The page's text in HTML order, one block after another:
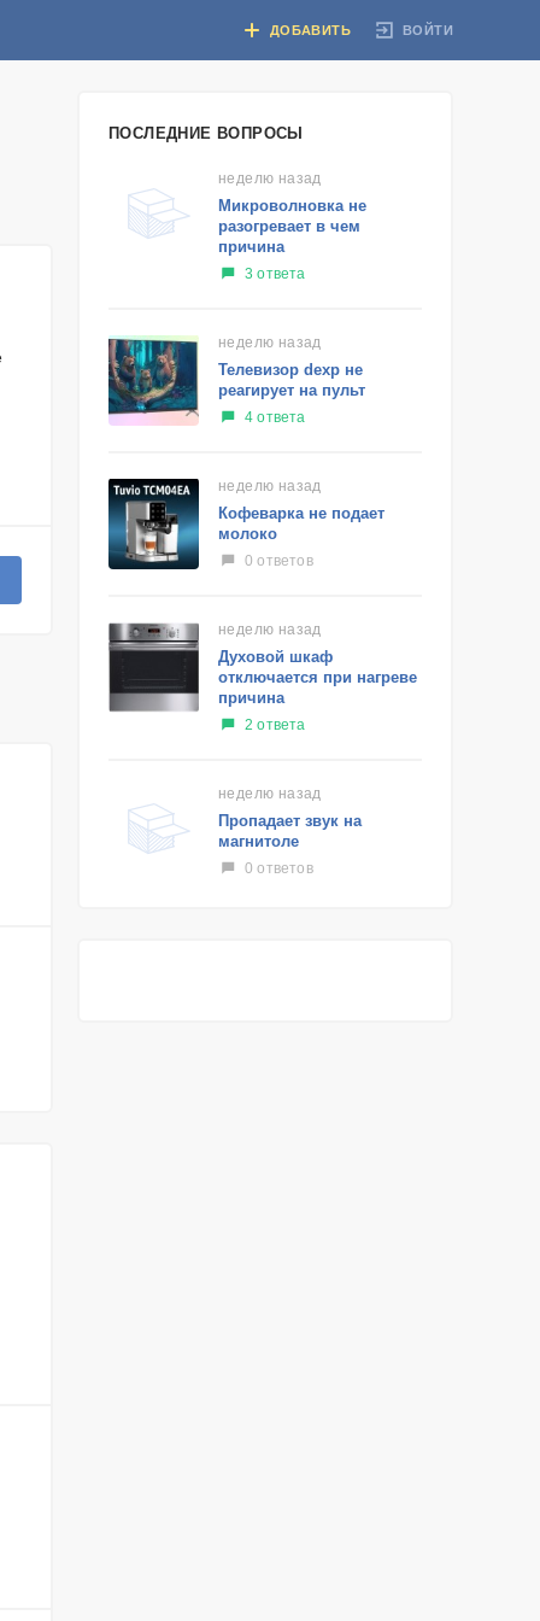
ВОЙТИ
ДОБАВИТЬ
ПОСЛЕДНИЕ ВОПРОСЫ
неделю назад
Микроволновка не
разогревает в чем
причина
3 ответа
неделю назад
Телевизор dexp не
реагирует на пульт
4 ответа
неделю назад
Кофеварка не подает
молоко
0 ответов
неделю назад
Духовой шкаф
отключается при нагреве
причина
2 ответа
неделю назад
Пропадает звук на
магнитоле
0 ответов